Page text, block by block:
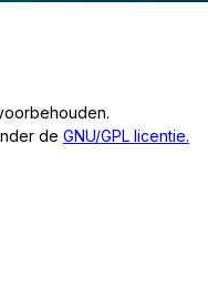
de GNU/GPL licentie.